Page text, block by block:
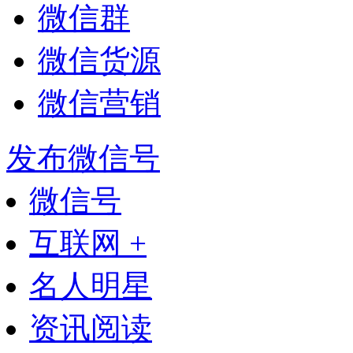
微信群
微信货源
微信营销
发布微信号
微信号
互联网 +
名人明星
资讯阅读